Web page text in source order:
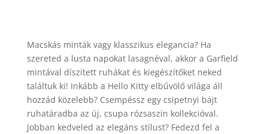
Macskás minták vagy klasszikus elegancia? Ha
szereted a lusta napokat lasagnéval, akkor a Garfield
mintával díszített ruhákat és kiegészítőket neked
találtuk ki! Inkább a Hello Kitty elbűvölő világa áll
hozzád közelebb? Csempéssz egy csipetnyi bájt
ruhatáradba az új, csupa rózsaszín kollekcióval.
Jobban kedveled az elegáns stílust? Fedezd fel a